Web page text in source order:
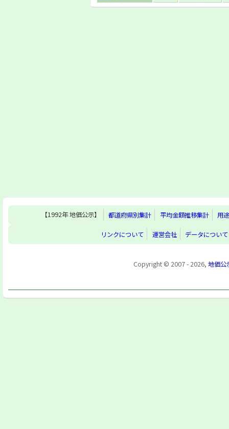
【1992年 地価公示】 都道府県別集計 平均金額推移集計 用
リンクについて 運営会社 データについて
Copyright © 2007 - 2026, 地価公